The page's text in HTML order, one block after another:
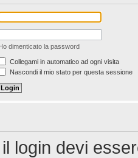
dimenticato la password
Collegami in automatico ad ogni visita
Nascondi il mio stato per questa sessione
login devi